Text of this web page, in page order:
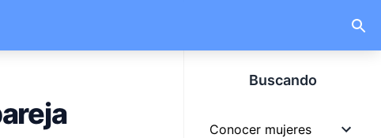
Buscando
Conocer mujeres